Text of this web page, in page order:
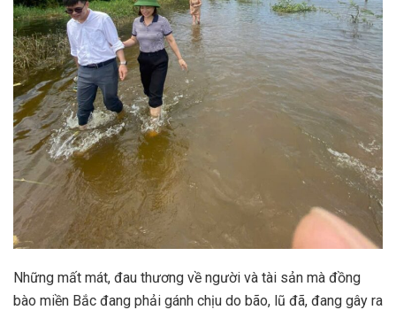
Những mất mát, đau thương về người và tài sản mà đồng
bào miền Bắc đang phải gánh chịu do bão, lũ đã, đang gây ra